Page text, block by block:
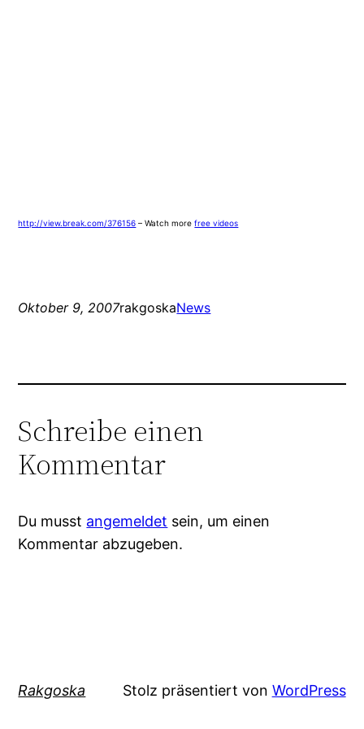
http://view.break.com/376156 – Watch morefree videos
Oktober 9, 2007rakgoskaNews
Schreibe einen
Kommentar
Du musst angemeldet sein, um einen
Kommentar abzugeben.
Rakgoska Stolz präsentiert von WordPress